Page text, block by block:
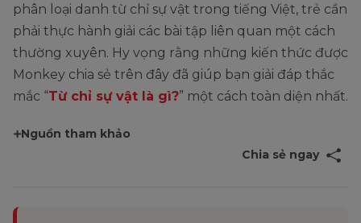
phân loại danh từ chỉ sự vật trong tiếng Việt, trẻ cần
phải thực hành giải các bài tập liên quan một cách
thường xuyên. Hy vọng rằng những kiến thức được
Monkey chia sẻ trên đây đã giúp bạn giải đáp thắc
mắc “Từ chỉ sự vật là gì?” một cách toàn diện nhất.
Nguồn tham khảo
Chia sẻ ngay